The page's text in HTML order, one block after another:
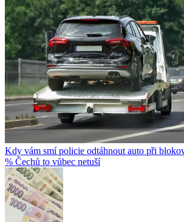
Kdy vám smí policie odtáhnout auto při
% Čechů to vůbec netuší